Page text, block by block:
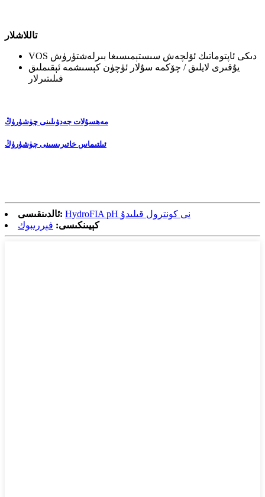
تاللاشلار
VOS دىكى ئاپتوماتىك ئۆلچەش سىستېمىسىغا بىرلەشتۈرۈش
يۇقىرى لايلىق / چۆكمە سۇلار ئۈچۈن كېسىشمە ئېقىملىق
فىلىتىرلار
مەھسۇلات جەدۋىلىنى چۈشۈرۈڭ
ئىلتىماس خاتىرىسىنى چۈشۈرۈڭ
ئالدىنقىسى:
HydroFIA pH نى كونترول قىلىدۇ
كېيىنكىسى: فېررىبوك